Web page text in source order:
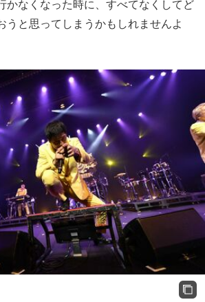
かなくなった時に、すべてなくしてど
うと思ってしまうかもしれませんよ